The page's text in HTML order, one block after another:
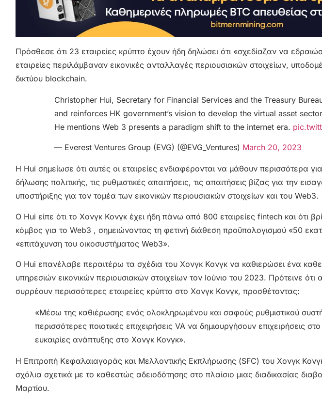
Πρόσθεσε ότι 23 εταιρείες κρύπτο έχουν ήδη δηλώσει ότι «σχεδίαζαν να
εταιρείες περιλάμβαναν εικονικές ανταλλαγές περιουσιακών στοιχείων,
δικτύου blockchain.
Christopher Hui, Secretary for Financial Services and the Treasury
and reinforces HK government’s vision to develop the virtual asset
He mentions Web 3 presents a paradigm shift to the internet era.
— Everest Ventures Group (EVG) (@EVG_Ventures) March 20, 2023
Η Hui σημείωσε ότι αυτές οι εταιρείες ενδιαφέρονται να μάθουν περισσότερα
δήλωσης πολιτικής, τις ρυθμιστικές απαιτήσεις, τις απαιτήσεις βίζας για την
υποστήριξης για τον τομέα των εικονικών περιουσιακών στοιχείων και του Web3.
Ο Hui είπε ότι το Χονγκ Κονγκ έχει ήδη πάνω από 800 εταιρείες fintech και ότι
κόμβος για το Web3 , σημειώνοντας τη φετινή διάθεση προϋπολογισμού «50
«επιτάχυνση του οικοσυστήματος Web3».
Ο Hui επανέλαβε περαιτέρω τα σχέδια του Χονγκ Κονγκ να καθιερώσει ένα
υπηρεσιών εικονικών περιουσιακών στοιχείων τον Ιούνιο του 2023. Πρότεινε
συρρέουν περισσότερες εταιρείες κρύπτο στο Χονγκ Κονγκ, προσθέτοντας:
«Μέσω της καθιέρωσης ενός ολοκληρωμένου και σαφούς ρυθμιστικού
περισσότερες ποιοτικές επιχειρήσεις VA να δημιουργήσουν επιχειρήσεις
ευκαιρίες ανάπτυξης στο Χονγκ Κονγκ».
Η Επιτροπή Κεφαλαιαγοράς και Μελλοντικής Εκπλήρωσης (SFC) του Χονγκ
σχόλια σχετικά με το καθεστώς αδειοδότησης στο πλαίσιο μιας διαδικασίας
Μαρτίου.